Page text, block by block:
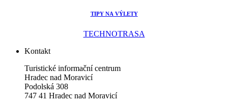
TIPY NA VÝLETY
TECHNOTRASA
Kontakt
Turistické informační centrum
Hradec nad Moravicí
Podolská 308
747 41 Hradec nad Moravicí